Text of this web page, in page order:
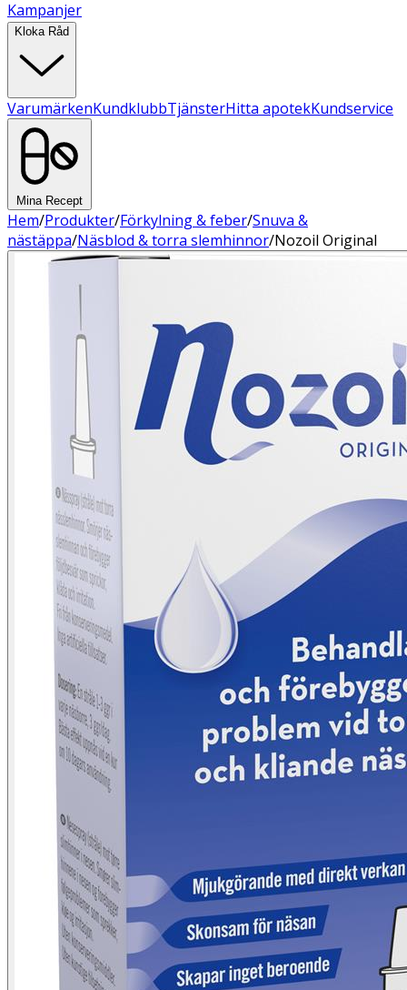
Kampanjer
Kloka Råd
VarumärkenKundklubbTjänsterHitta apotekKundservice
Mina Recept
Hem/Produkter/Förkylning & feber/Snuva &
nästäppa/Näsblod & torra slemhinnor/Nozoil Original